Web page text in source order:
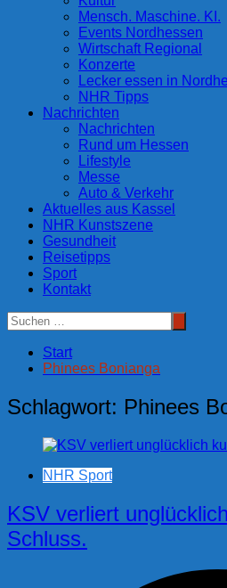
Mensch. Maschine. KI.
Events Nordhessen
Wirtschaft Regional
Konzerte
Lecker essen in
NHR Tipps
Nachrichten
Nachrichten
Rund um Hessen
Lifestyle
Messe
Auto & Verkehr
Aktuelles aus Kassel
NHR Kunstszene
Gesundheit
Reisetipps
Sport
Kontakt
Start
Phinees Bonianga
Schlagwort: Phinees
NHR Sport
KSV verliert
Schluss.